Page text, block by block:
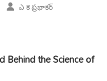
ఎ కె ప్రభాకర్
Behind the Science of